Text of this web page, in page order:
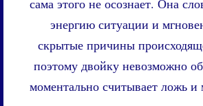
сама этого не осознает. Она
энергию ситуации и
скрытые причины
поэтому двойку невозможно
моментально считывает ложь и